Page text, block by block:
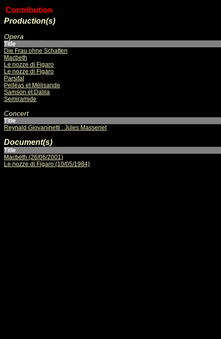
Contribution
Production(s)
Opera
Title
Die Frau ohne Schatten
Macbeth
Le nozze di Figaro
Le nozze di Figaro
Parsifal
Pelléas et Mélisande
Samson et Dalila
Semiramide
Concert
Title
Reynald Giovaninetti : Jules Massenet
Document(s)
Title
Macbeth (26/06/2001)
Le nozze di Figaro (10/05/1984)